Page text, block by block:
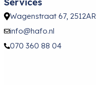
Services
Wagenstraat 67,
info@hafo.nl
070 360 88 04